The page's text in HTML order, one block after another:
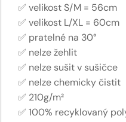
✅ velikost S/M = 56cm
✅ velikost L/XL = 60cm
✅ pratelné na 30°
✅ nelze žehlit
✅ nelze sušit v sušičce
✅ nelze chemicky čistit
✅ 210g/m²
✅ 100% recyklovaný